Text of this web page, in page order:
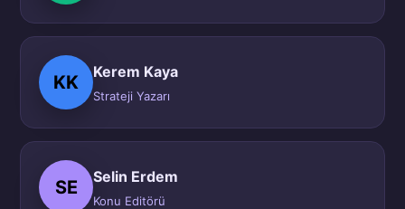
KK
Kerem Kaya
Strateji Yazarı
SE
Selin Erdem
Konu Editörü